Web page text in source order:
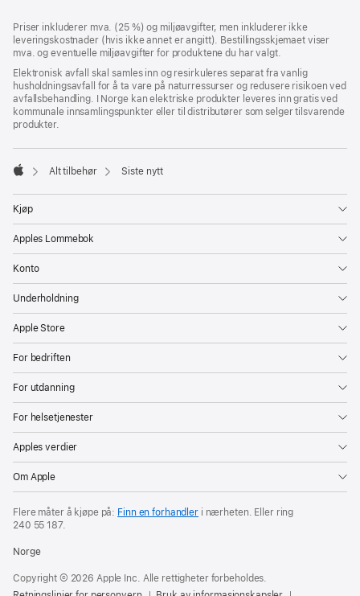
Priser inkluderer mva. (25 %) og miljøavgifter, men inkluderer ikke
leveringskostnader (hvis ikke annet er angitt). Bestillingsskjemaet viser
mva. og eventuelle miljøavgifter for produktene du har valgt.
Elektronisk avfall skal samles inn og resirkuleres separat fra vanlig
husholdningsavfall for å ta vare på naturressurser og redusere risikoen ved
avfallsbehandling. I Norge kan elektriske produkter leveres inn gratis ved
kommunale innsamlingspunkter eller til distributører som selger tilsvarende
produkter.
Alt tilbehør Siste nytt
Kjøp
Apples Lommebok
Konto
Underholdning
Apple Store
For bedriften
For utdanning
For helsetjenester
Apples verdier
Om Apple
Flere måter å kjøpe på: Finn en forhandleri nærheten. Eller ring
240 55 187.
Norge
Copyright © 2026 Apple Inc. Alle rettigheter forbeholdes.